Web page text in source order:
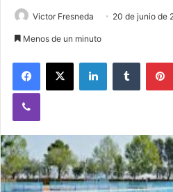
Victor Fresneda 20 de junio de
Menos de un minuto